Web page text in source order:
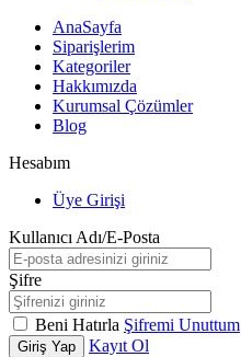
AnaSayfa
Siparişlerim
Kategoriler
Hakkımızda
Kurumsal Çözümler
Blog
Hesabım
Üye Girişi
Kullanıcı Adı/E-Posta
Şifre
Beni Hatırla Şifremi Unuttum
Giriş Yap
Kayıt Ol